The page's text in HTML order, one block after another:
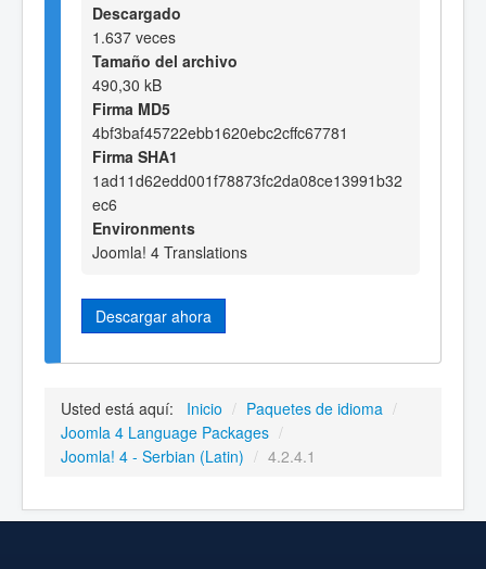
Descargado
1.637 veces
Tamaño del archivo
490,30 kB
Firma MD5
4bf3baf45722ebb1620ebc2cffc67781
Firma SHA1
1ad11d62edd001f78873fc2da08ce13991b32
ec6
Environments
Joomla! 4 Translations
Descargar ahora
Usted está aquí: Inicio / Paquetes de idioma /
Joomla 4 Language Packages /
Joomla! 4 - Serbian (Latin) / 4.2.4.1